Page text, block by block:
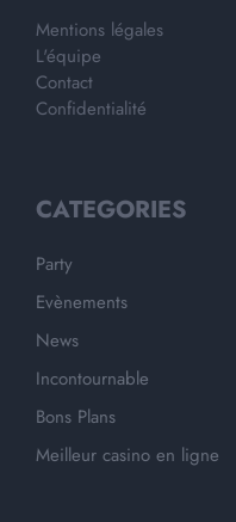
Mentions légales
L'équipe
Contact
Confidentialité
CATEGORIES
Party
Evènements
News
Incontournable
Bons Plans
Meilleur casino en ligne